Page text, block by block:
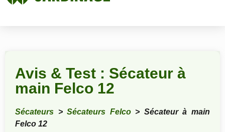
Avis & Test : Sécateur à
main Felco 12
Sécateurs >Sécateurs Felco> Sécateur à main
Felco 12